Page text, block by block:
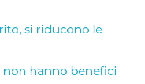
si riducono le
non hanno benefici